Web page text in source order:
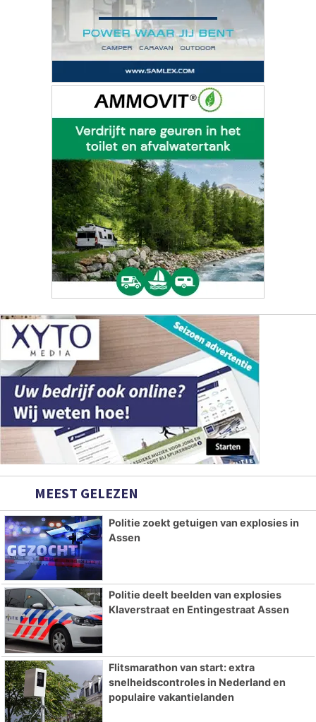
MEEST GELEZEN
Politie zoekt getuigen van explosies in
Assen
Politie deelt beelden van explosies
Klaverstraat en Entingestraat Assen
Flitsmarathon van start: extra
snelheidscontroles in Nederland en
populaire vakantielanden